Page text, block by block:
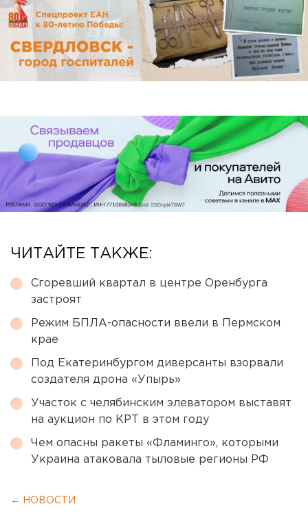
ЧИТАЙТЕ ТАКЖЕ:
Сгоревший квартал в центре Оренбурга
застроят
Режим БПЛА-опасности ввели в Пермском
крае
Под Екатеринбургом диверсанты взорвали
создателя дрона «Упырь»
Участок с челябинским элеватором выставят
на аукцион по КРТ в этом году
Чем опасны ракеты «Фламинго», которыми
Украина атаковала тыловые регионы РФ
← НОВОСТИ